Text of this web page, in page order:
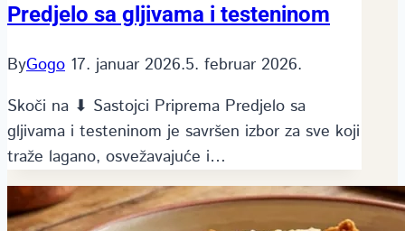
Predjelo sa gljivama i testeninom
ByGogo 17. januar 2026.5. februar 2026.
Skoči na ⬇ Sastojci Priprema Predjelo sa
gljivama i testeninom je savršen izbor za sve koji
traže lagano, osvežavajuće i…